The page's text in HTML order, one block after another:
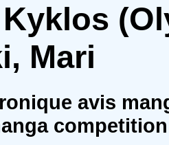
Mari
avis
competition